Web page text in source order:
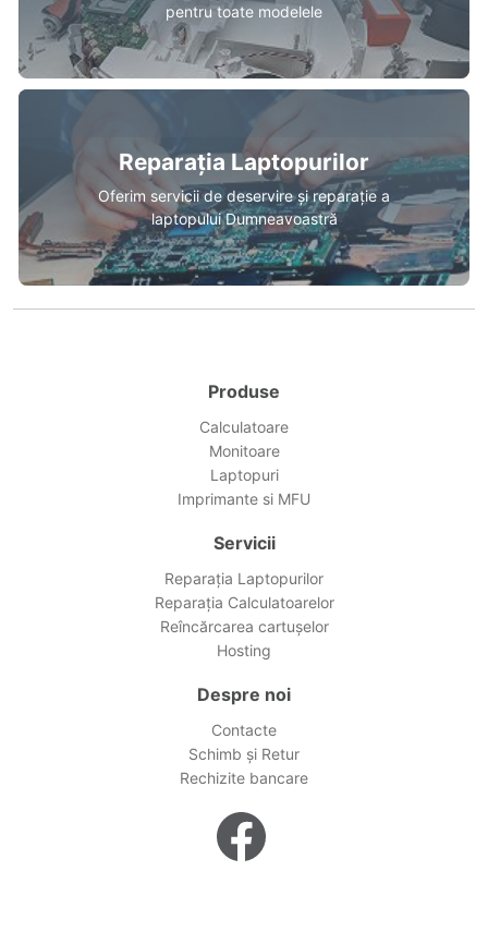
pentru toate modelele
Reparația Laptopurilor
Oferim servicii de deservire și reparație a
laptopului Dumneavoastră
Produse
Calculatoare
Monitoare
Laptopuri
Imprimante si MFU
Servicii
Reparația Laptopurilor
Reparația Calculatoarelor
Reîncărcarea cartușelor
Hosting
Despre noi
Contacte
Schimb și Retur
Rechizite bancare